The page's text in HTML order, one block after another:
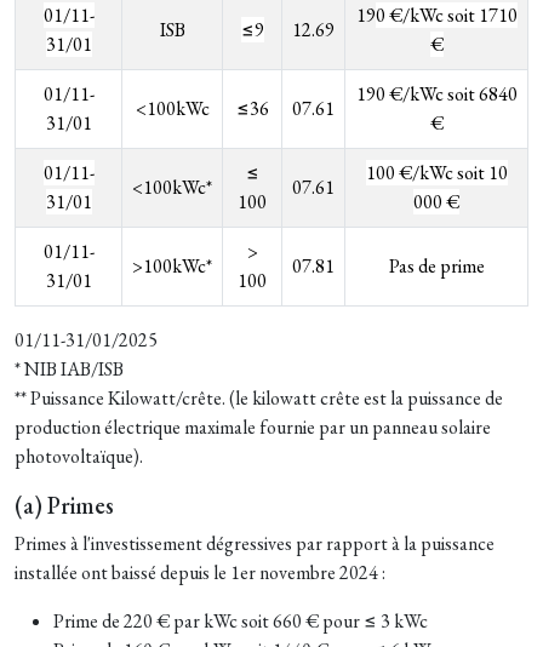
01/11-
31/01
ISB ≤9 12.69
190 €/kWc soit 1710
€
01/11-
31/01
<100kWc ≤36 07.61
190 €/kWc soit 6840
€
01/11-
31/01
<100kWc*
≤
100
07.61
100 €/kWc soit 10
000 €
01/11-
31/01
>100kWc*
>
100
07.81 Pas de prime
01/11-31/01/2025
* NIB IAB/ISB
** Puissance Kilowatt/crête. (le kilowatt crête est la puissance de
production électrique maximale fournie par unpanneau solaire
photovoltaïque).
(a) Primes
Primes à l'investissement dégressives par rapport à la puissance
installée ont baissé depuis le 1er novembre 2024 :
Prime de 220 € par kWc soit 660 € pour ≤ 3 kWc